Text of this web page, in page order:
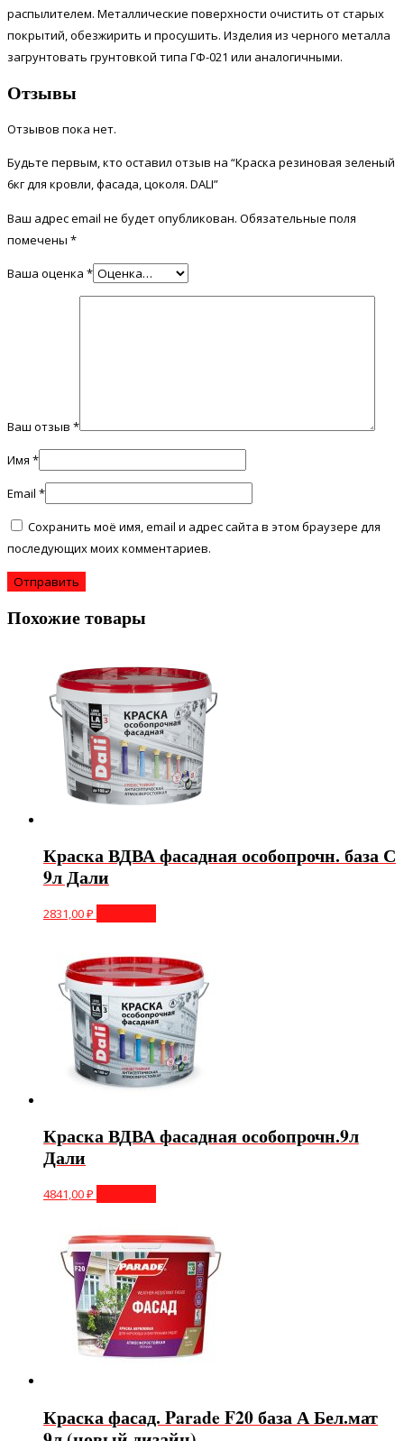
распылителем. Металлические поверхности очистить от старых
покрытий, обезжирить и просушить. Изделия из черного металла
загрунтовать грунтовкой типа ГФ-021 или аналогичными.
Отзывы
Отзывов пока нет.
Будьте первым, кто оставил отзыв на “Краска резиновая зеленый
6кг для кровли, фасада, цоколя. DALI”
Ваш адрес email не будет опубликован. Обязательные поля
помечены *
Ваша оценка *
Ваш отзыв *
Имя *
Email *
Сохранить моё имя, email и адрес сайта в этом браузере для
последующих моих комментариев.
Похожие товары
Краска ВДВА фасадная особопрочн. база С
9л Дали
2831,00₽
Краска ВДВА фасадная особопрочн.9л
Дали
4841,00₽
Краска фасад. Parade F20 база А Бел.мат